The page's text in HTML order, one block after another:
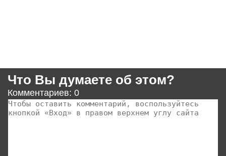
Что Вы думаете об этом?
Комментариев: 0